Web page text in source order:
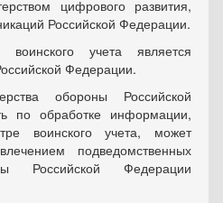
цифрового развития,
Российской Федерации.
учета является
Федерации.
обороны Российской
по обработке информации,
воинского учета, может
подведомственных
Российской Федерации